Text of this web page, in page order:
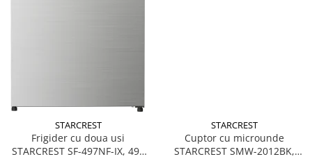
STARCREST
Frigider cu doua usi
STARCREST SF-497NF-IX, 497
STARCREST
Cuptor cu microunde
STARCREST SMW-2012BK,